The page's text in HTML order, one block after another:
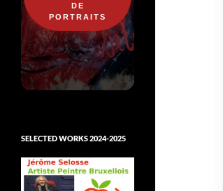
DE
PORTRAITS
SELECTED WORKS 2024-2025